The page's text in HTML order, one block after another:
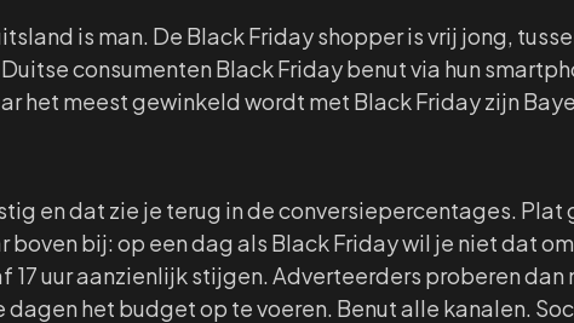
is man. De Black Friday shopper is vrij jong,
consumenten Black Friday benut via hun
het meest gewinkeld wordt met Black Friday zijn
en dat zie je terug in de conversiepercentages.
bij: op een dag als Black Friday wil je niet dat
17 uur aanzienlijk stijgen. Adverteerders proberen
het budget op te voeren. Benut alle kanalen.